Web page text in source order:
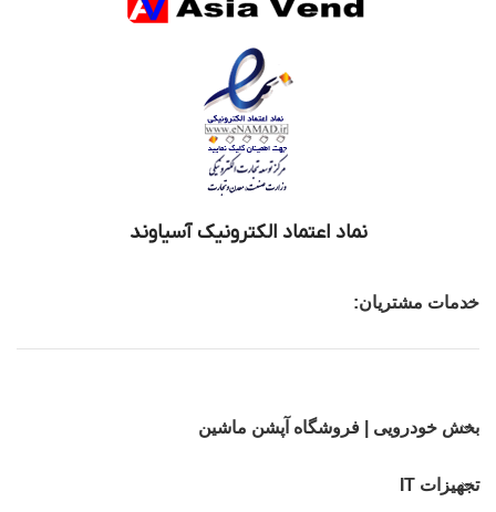
نماد اعتماد الکترونیک آسیاوند
خدمات مشتریان:
بخش خودرویی | فروشگاه آپشن ماشین
تجهیزات IT